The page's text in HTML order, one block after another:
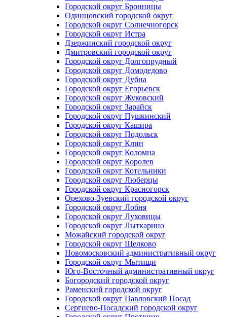
Городской округ Бронницы
Одинцовский городской округ
Городской округ Солнечногорск
Городской округ Истра
Дзержинский городской округ
Дмитровский городской округ
Городской округ Долгопрудный
Городской округ Домодедово
Городской округ Дубна
Городской округ Егорьевск
Городской округ Жуковский
Городской округ Зарайск
Городской округ Пушкинский
Городской округ Кашира
Городской округ Подольск
Городской округ Клин
Городской округ Коломна
Городской округ Королев
Городской округ Котельники
Городской округ Люберцы
Городской округ Красногорск
Орехово-Зуевский городской округ
Городской округ Лобня
Городской округ Луховицы
Городской округ Лыткарино
Можайский городской округ
Городской округ Щелково
Новомосковский административный округ
Городской округ Мытищи
Юго-Восточный административный округ
Богородский городской округ
Раменский городской округ
Городской округ Павловский Посад
Сергиево-Посадский городской округ